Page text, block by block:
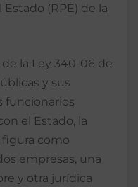
(RPE) de la
la Ley 340-06 de
y sus
funcionarios
el Estado, la
figura como
empresas, una
y otra jurídica